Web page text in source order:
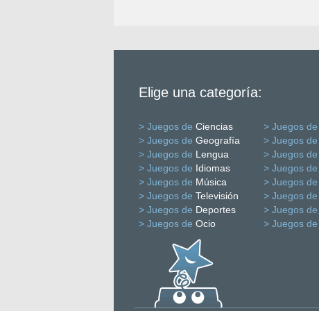
Elige una categoría:
> Juegos de Ciencias > Juegos de
> Juegos de Geografía > Juegos de
> Juegos de Lengua > Juegos de
> Juegos de Idiomas > Juegos de
> Juegos de Música > Juegos de
> Juegos de Televisión > Juegos de
> Juegos de Deportes > Juegos de
> Juegos de Ocio > Juegos de